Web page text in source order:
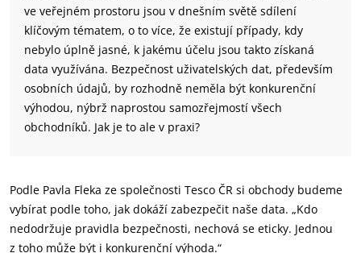
ve veřejném prostoru jsou v dnešním světě sdílení
klíčovým tématem, o to více, že existují případy, kdy
nebylo úplně jasné, k jakému účelu jsou takto získaná
data využívána. Bezpečnost uživatelských dat, především
osobních údajů, by rozhodně neměla být konkurenční
výhodou, nýbrž naprostou samozřejmostí všech
obchodníků. Jak je to ale v praxi?
Podle Pavla Fleka ze společnosti Tesco ČR si obchody budeme
vybírat podle toho, jak dokáží zabezpečit naše data. „Kdo
nedodržuje pravidla bezpečnosti, nechová se eticky. Jednou
z toho může být i konkurenční výhoda.“